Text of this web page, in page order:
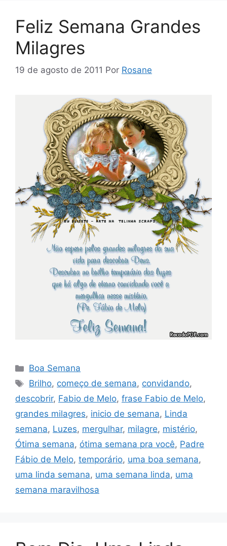
Feliz Semana Grandes
Milagres
19 de agosto de 2011 Por Rosane
Categorias
Boa Semana
Tags
Brilho, começo de semana, convidando,
descobrir, Fabio de Melo, frase Fabio de Melo,
grandes milagres, inicio de semana, Linda
semana, Luzes, mergulhar, milagre, mistério,
Ótima semana, ótima semana pra você, Padre
Fábio de Melo, temporário, uma boa semana,
uma linda semana, uma semana linda, uma
semana maravilhosa